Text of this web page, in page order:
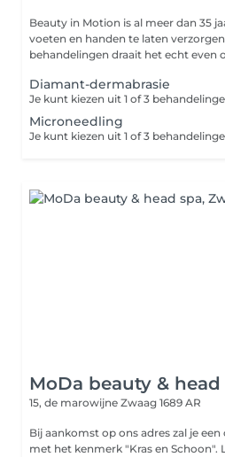
Beauty in Motion is al meer dan 35
voeten en handen te laten
behandelingen draait het echt even
Diamant-dermabrasie
Microneedling
MoDa beauty & head
15, de marowijne Zwaag 1689 AR
Bij aankomst op ons adres zal je
met het kenmerk "Kras en Schoon". Loop richting de ingang en